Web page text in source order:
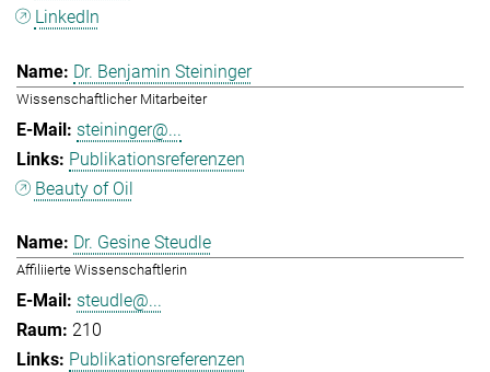
LinkedIn
Dr. Benjamin Steininger
Wissenschaftlicher Mitarbeiter
steininger@...
Publikationsreferenzen
Beauty of Oil
Dr. Gesine Steudle
Affiliierte Wissenschaftlerin
steudle@...
210
Publikationsreferenzen